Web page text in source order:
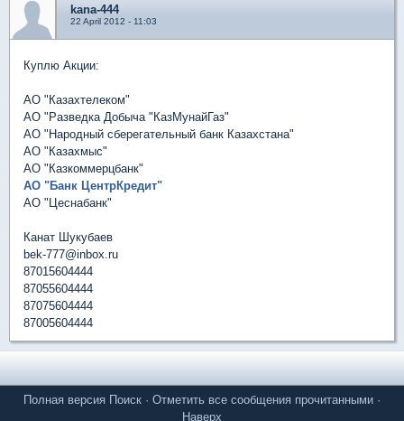
kana-444
22 April 2012 - 11:03
Куплю Акции:
АО "Казахтелеком"
АО "Разведка Добыча "КазМунайГаз"
АО "Народный сберегательный банк Казахстана"
АО "Казахмыс"
АО "Казкоммерцбанк"
АО "Банк ЦентрКредит"
АО "Цеснабанк"
Канат Шукубаев
bek-777@inbox.ru
87015604444
87055604444
87075604444
87005604444
Полная версия Поиск · Отметить все сообщения прочитанными ·
Наверх